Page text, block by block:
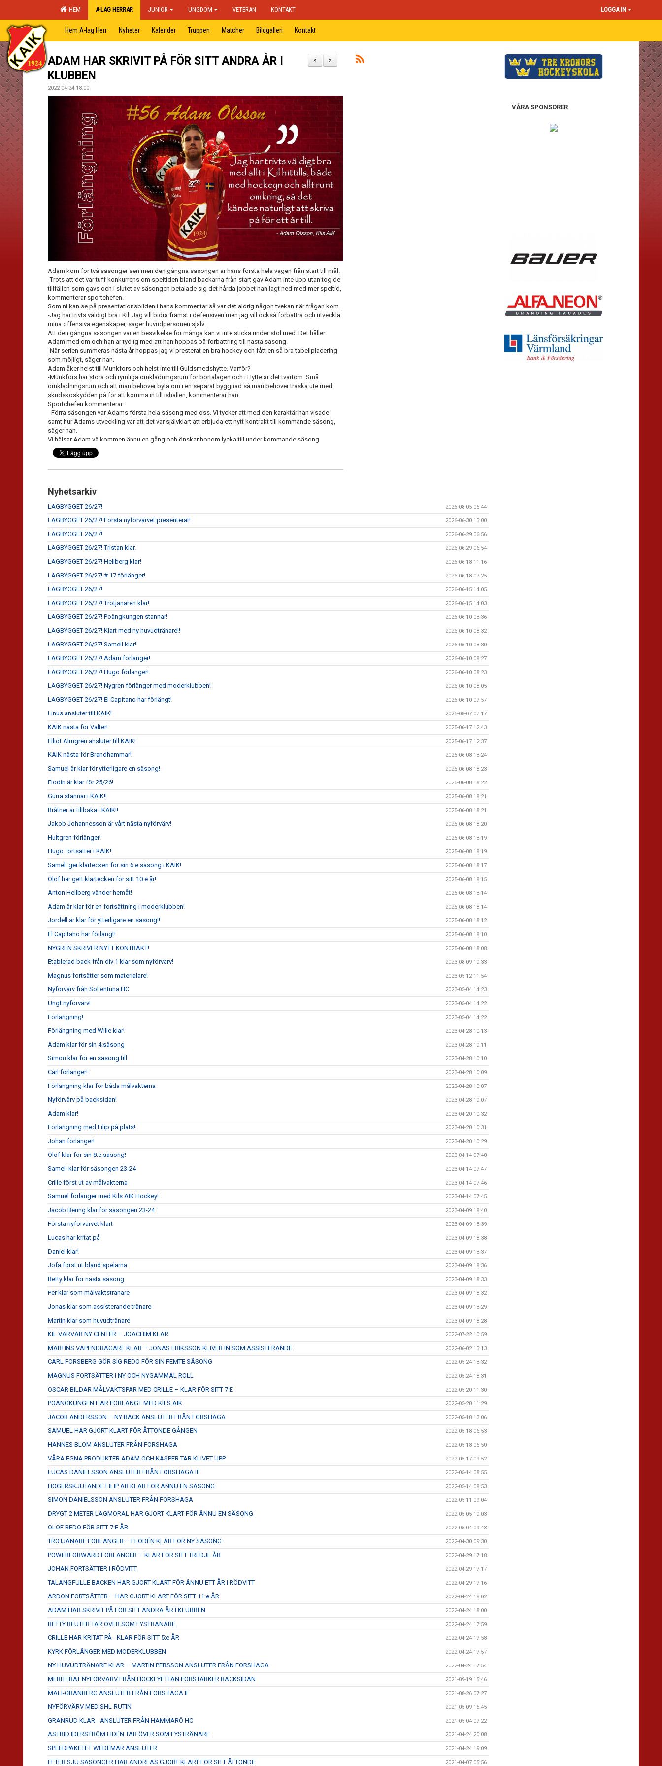
HEM A-LAG HERRAR JUNIOR UNGDOM VETERAN KONTAKT LOGGA IN
Hem A-lag Herr Nyheter Kalender Truppen Matcher Bildgalleri Kontakt
>
<
ADAM HAR SKRIVIT PÅ FÖR SITT ANDRA ÅR I
KLUBBEN
2022-04-24 18:00
Adam kom för två säsonger sen men den gångna säsongen är hans första hela vägen från start till mål.
-Trots att det var tuff konkurrens om speltiden bland backarna från start gav Adam inte upp utan tog de
tillfällen som gavs och i slutet av säsongen betalade sig det hårda jobbet han lagt ned med mer speltid,
kommenterar sportchefen.
Som ni kan se på presentationsbilden i hans kommentar så var det aldrig någon tvekan när frågan kom.
-Jag har trivts väldigt bra i Kil. Jag vill bidra främst i defensiven men jag vill också förbättra och utveckla
mina offensiva egenskaper, säger huvudpersonen själv.
Att den gångna säsongen var en besvikelse för många kan vi inte sticka under stol med. Det håller
Adam med om och han är tydlig med att han hoppas på förbättring till nästa säsong.
-När serien summeras nästa år hoppas jag vi presterat en bra hockey och fått en så bra tabellplacering
som möjligt, säger han.
Adam åker helst till Munkfors och helst inte till Guldsmedshytte. Varför?
-Munkfors har stora och rymliga omklädningsrum för bortalagen och i Hytte är det tvärtom. Små
omklädningsrum och att man behöver byta om i en separat byggnad så man behöver traska ute med
skridskoskydden på för att komma in till ishallen, kommenterar han.
Sportchefen kommenterar:
- Förra säsongen var Adams första hela säsong med oss. Vi tycker att med den karaktär han visade
samt hur Adams utveckling var att det var självklart att erbjuda ett nytt kontrakt till kommande säsong,
säger han.
Vi hälsar Adam välkommen ännu en gång och önskar honom lycka till under kommande säsong
Nyhetsarkiv
LAGBYGGET 26/27! 2026-08-05 06:44
LAGBYGGET 26/27! Första nyförvärvet presenterat! 2026-06-30 13:00
LAGBYGGET 26/27! 2026-06-29 06:56
LAGBYGGET 26/27! Tristan klar. 2026-06-29 06:54
LAGBYGGET 26/27! Hellberg klar! 2026-06-18 11:16
LAGBYGGET 26/27! # 17 förlänger! 2026-06-18 07:25
LAGBYGGET 26/27! 2026-06-15 14:05
LAGBYGGET 26/27! Trotjänaren klar! 2026-06-15 14:03
LAGBYGGET 26/27! Poängkungen stannar! 2026-06-10 08:36
LAGBYGGET 26/27! Klart med ny huvudtränare!! 2026-06-10 08:32
LAGBYGGET 26/27! Samell klar! 2026-06-10 08:30
LAGBYGGET 26/27! Adam förlänger! 2026-06-10 08:27
LAGBYGGET 26/27! Hugo förlänger! 2026-06-10 08:23
LAGBYGGET 26/27! Nygren förlänger med moderklubben! 2026-06-10 08:05
LAGBYGGET 26/27! El Capitano har förlängt! 2026-06-10 07:57
Linus ansluter till KAIK! 2025-08-07 07:17
KAIK nästa för Valter! 2025-06-17 12:43
Elliot Almgren ansluter till KAIK! 2025-06-17 12:37
KAIK nästa för Brandhammar! 2025-06-08 18:24
Samuel är klar för ytterligare en säsong! 2025-06-08 18:23
Flodin är klar för 25/26! 2025-06-08 18:22
Gurra stannar i KAIK!! 2025-06-08 18:21
Bråtner är tillbaka i KAIK!! 2025-06-08 18:21
Jakob Johannesson är vårt nästa nyförvärv! 2025-06-08 18:20
Hultgren förlänger! 2025-06-08 18:19
Hugo fortsätter i KAIK! 2025-06-08 18:19
Samell ger klartecken för sin 6:e säsong i KAIK! 2025-06-08 18:17
Olof har gett klartecken för sitt 10:e år! 2025-06-08 18:15
Anton Hellberg vänder hemåt! 2025-06-08 18:14
Adam är klar för en fortsättning i moderklubben! 2025-06-08 18:14
Jordell är klar för ytterligare en säsong!! 2025-06-08 18:12
El Capitano har förlängt! 2025-06-08 18:10
NYGREN SKRIVER NYTT KONTRAKT! 2025-06-08 18:08
Etablerad back från div 1 klar som nyförvärv! 2023-08-09 10:33
Magnus fortsätter som materialare! 2023-05-12 11:54
Nyförvärv från Sollentuna HC 2023-05-04 14:23
Ungt nyförvärv! 2023-05-04 14:22
Förlängning! 2023-05-04 14:22
Förlängning med Wille klar! 2023-04-28 10:13
Adam klar för sin 4:säsong 2023-04-28 10:11
Simon klar för en säsong till 2023-04-28 10:10
Carl förlänger! 2023-04-28 10:09
Förlängning klar för båda målvakterna 2023-04-28 10:07
Nyförvärv på backsidan! 2023-04-28 10:07
Adam klar! 2023-04-20 10:32
Förlängning med Filip på plats! 2023-04-20 10:31
Johan förlänger! 2023-04-20 10:29
Olof klar för sin 8:e säsong! 2023-04-14 07:48
Samell klar för säsongen 23-24 2023-04-14 07:47
Crille först ut av målvakterna 2023-04-14 07:46
Samuel förlänger med Kils AIK Hockey! 2023-04-14 07:45
Jacob Bering klar för säsongen 23-24 2023-04-09 18:40
Första nyförvärvet klart 2023-04-09 18:39
Lucas har kritat på 2023-04-09 18:38
Daniel klar! 2023-04-09 18:37
Jofa först ut bland spelarna 2023-04-09 18:36
Betty klar för nästa säsong 2023-04-09 18:33
Per klar som målvaktstränare 2023-04-09 18:32
Jonas klar som assisterande tränare 2023-04-09 18:29
Martin klar som huvudtränare 2023-04-09 18:28
KIL VÄRVAR NY CENTER – JOACHIM KLAR 2022-07-22 10:59
MARTINS VAPENDRAGARE KLAR – JONAS ERIKSSON KLIVER IN SOM ASSISTERANDE 2022-06-02 13:13
CARL FORSBERG GÖR SIG REDO FÖR SIN FEMTE SÄSONG 2022-05-24 18:32
MAGNUS FORTSÄTTER I NY OCH NYGAMMAL ROLL 2022-05-24 18:31
OSCAR BILDAR MÅLVAKTSPAR MED CRILLE – KLAR FÖR SITT 7:E 2022-05-20 11:30
POÄNGKUNGEN HAR FÖRLÄNGT MED KILS AIK 2022-05-20 11:29
JACOB ANDERSSON – NY BACK ANSLUTER FRÅN FORSHAGA 2022-05-18 13:06
SAMUEL HAR GJORT KLART FÖR ÅTTONDE GÅNGEN 2022-05-18 06:53
HANNES BLOM ANSLUTER FRÅN FORSHAGA 2022-05-18 06:50
VÅRA EGNA PRODUKTER ADAM OCH KASPER TAR KLIVET UPP 2022-05-17 09:52
LUCAS DANIELSSON ANSLUTER FRÅN FORSHAGA IF 2022-05-14 08:55
HÖGERSKJUTANDE FILIP ÄR KLAR FÖR ÄNNU EN SÄSONG 2022-05-14 08:53
SIMON DANIELSSON ANSLUTER FRÅN FORSHAGA 2022-05-11 09:04
DRYGT 2 METER LAGMORAL HAR GJORT KLART FÖR ÄNNU EN SÄSONG 2022-05-05 10:03
OLOF REDO FÖR SITT 7:E ÅR 2022-05-04 09:43
TROTJÄNARE FÖRLÄNGER – FLÖDÉN KLAR FÖR NY SÄSONG 2022-04-30 09:30
POWERFORWARD FÖRLÄNGER – KLAR FÖR SITT TREDJE ÅR 2022-04-29 17:18
JOHAN FORTSÄTTER I RÖDVITT 2022-04-29 17:17
TALANGFULLE BACKEN HAR GJORT KLART FÖR ÄNNU ETT ÅR I RÖDVITT 2022-04-29 17:16
ARDON FORTSÄTTER – HAR GJORT KLART FÖR SITT 11:e ÅR 2022-04-24 18:02
ADAM HAR SKRIVIT PÅ FÖR SITT ANDRA ÅR I KLUBBEN 2022-04-24 18:00
BETTY REUTER TAR ÖVER SOM FYSTRÄNARE 2022-04-24 17:59
CRILLE HAR KRITAT PÅ - KLAR FÖR SITT 5:e ÅR 2022-04-24 17:58
KYRK FÖRLÄNGER MED MODERKLUBBEN 2022-04-24 17:57
NY HUVUDTRÄNARE KLAR – MARTIN PERSSON ANSLUTER FRÅN FORSHAGA 2022-04-24 17:54
MERITERAT NYFÖRVÄRV FRÅN HOCKEYETTAN FÖRSTÄRKER BACKSIDAN 2021-09-19 15:46
MALI-GRANBERG ANSLUTER FRÅN FORSHAGA IF 2021-08-26 07:27
NYFÖRVÄRV MED SHL-RUTIN 2021-05-09 15:45
GRANRUD KLAR - ANSLUTER FRÅN HAMMARÖ HC 2021-05-04 07:22
ASTRID IDERSTRÖM LIDÉN TAR ÖVER SOM FYSTRÄNARE 2021-04-24 20:08
SPEEDPAKETET WEDEMAR ANSLUTER 2021-04-24 19:09
EFTER SJU SÄSONGER HAR ANDREAS GJORT KLART FÖR SITT ÅTTONDE 2021-04-07 05:56
VÅRA SPONSORER